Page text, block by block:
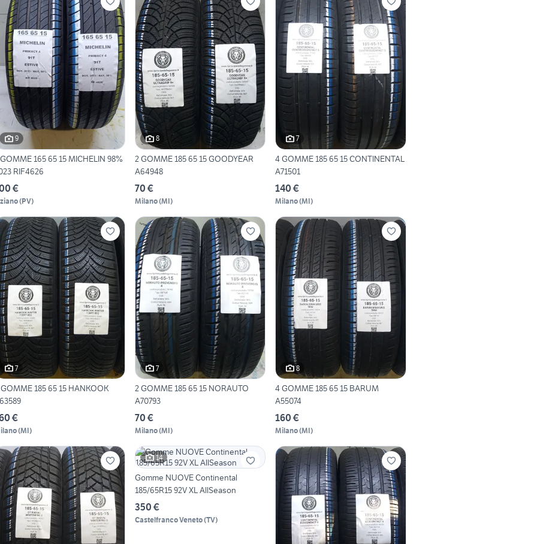
9
165 65 15 MICHELIN 98%
RIF4626
€
(PV)
8
2 GOMME 185 65 15 GOODYEAR
A64948
70 €
Milano(MI)
7
4 GOMME 185 65 15 CONTINENTAL
A71501
140 €
Milano(MI)
7
185 65 15 HANKOOK
€
(MI)
7
2 GOMME 185 65 15 NORAUTO
A70793
70 €
Milano(MI)
8
4 GOMME 185 65 15 BARUM
A55074
160 €
Milano(MI)
14
Gomme NUOVE Continental
185/65R15 92V XL AllSeason
350 €
Castelfranco Veneto(TV)